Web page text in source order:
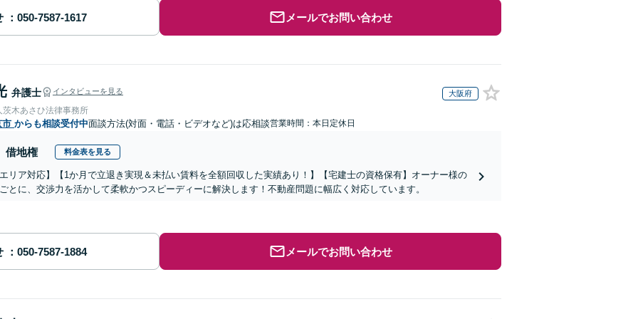
メールでお問い合わせ
弁護士 インタビューを見る 大阪府
茨木あさひ法律事務所
市 からも相談受付中面談方法(対面・電話・ビデオなど)は応相談営業時間：本日定休日
借地権 料金表を見る
リア対応】【1か月で立退き実現＆未払い賃料を全額回収した実績あり！】【宅建士の資格保有】オーナー様の
とに、交渉力を活かして柔軟かつスピーディーに解決します！不動産問題に幅広く対応しています。
メールでお問い合わせ